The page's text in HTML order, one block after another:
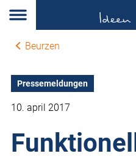
Beurzen
Pressemeldungen
10. april 2017